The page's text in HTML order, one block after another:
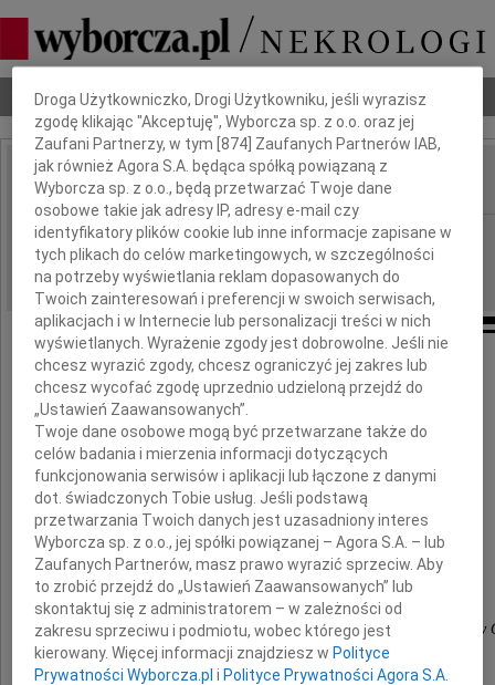
Nekrologi Odeszli Poradnik pogrzebowy
IMIĘ I NAZWISKO:
REGION: Opole
DATA EMISJI: 05.03.2013
Bernadecie Pasoń
Serdeczne wyrazy współczucia
z powodu śmierci
Matki
składają
Pracownicy i uczniowie Zespołu Szkół Specjalnych w
Dbamy o Twoją prywatność
Droga Użytkowniczko, Drogi Użytkowniku, jeśli wyrazisz
zgodę klikając "Akceptuję", Wyborcza sp. z o.o. oraz jej
Zaufani Partnerzy, w tym [874 ] Zaufanych Partnerów IAB,
jak również Agora S.A. będąca spółką powiązaną z
Wyborcza sp. z o.o., będą przetwarzać Twoje dane
osobowe takie jak adresy IP, adresy e-mail czy
identyfikatory plików cookie lub inne informacje zapisane w
tych plikach do celów marketingowych, w szczególności
na potrzeby wyświetlania reklam dopasowanych do
Twoich zainteresowań i preferencji w swoich serwisach,
aplikacjach i w Internecie lub personalizacji treści w nich
wyświetlanych. Wyrażenie zgody jest dobrowolne. Jeśli nie
chcesz wyrazić zgody, chcesz ograniczyć jej zakres lub
chcesz wycofać zgodę uprzednio udzieloną przejdź do
„Ustawień Zaawansowanych”.
Twoje dane osobowe mogą być przetwarzane także do
celów badania i mierzenia informacji dotyczących
funkcjonowania serwisów i aplikacji lub łączone z danymi
dot. świadczonych Tobie usług. Jeśli podstawą
przetwarzania Twoich danych jest uzasadniony interes
Wyborcza sp. z o.o., jej spółki powiązanej – Agora S.A. – lub
Zaufanych Partnerów, masz prawo wyrazić sprzeciw. Aby
to zrobić przejdź do „Ustawień Zaawansowanych” lub
skontaktuj się z administratorem – w zależności od
zakresu sprzeciwu i podmiotu, wobec którego jest
kierowany. Więcej informacji znajdziesz w Polityce
Prywatności Wyborcza.pl i Polityce Prywatności Agora S.A.